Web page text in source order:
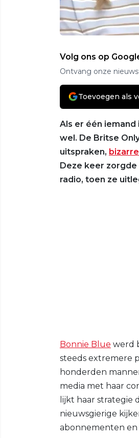
Volg ons op
Ontvang onze
Toevoegen als
Als er één
wel. De Britse
uitspraken,
Deze keer
radio, toen ze
Bonnie Blue werd
steeds extremere
honderden
media met haar
lijkt haar strategie
nieuwsgierige
abonnementen